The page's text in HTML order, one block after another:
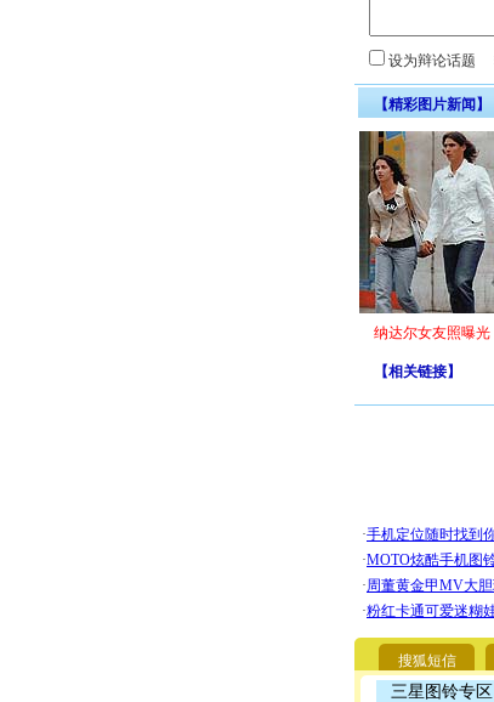
设为辩论话题
【精彩图片新闻】
纳达尔女友照曝光
【相关链接】
搜狐短信
三星图铃专区